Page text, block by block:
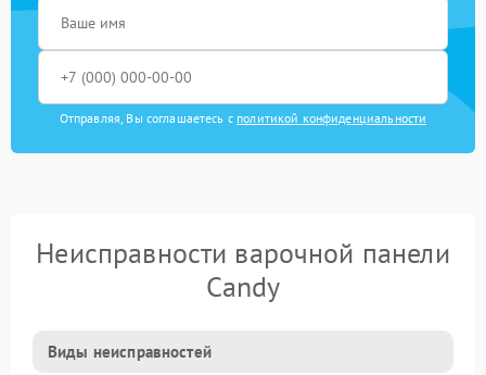
Отправляя, Вы соглашаетесь с политикой конфиденциальности
Неисправности варочной панели
Candy
Виды неисправностей